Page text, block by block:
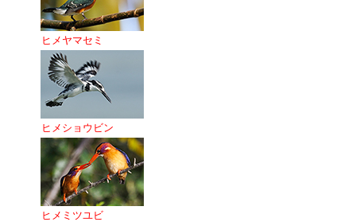
ヒメヤマセミ
ヒメショウビン
ヒメミツユビ